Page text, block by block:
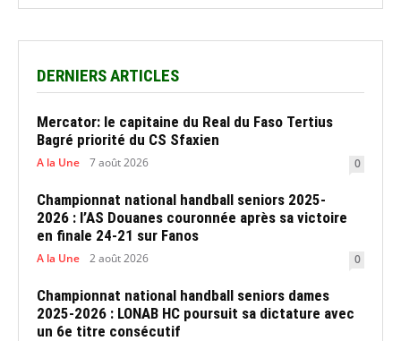
DERNIERS ARTICLES
Mercator: le capitaine du Real du Faso Tertius
Bagré priorité du CS Sfaxien
A la Une 7 août 2026 0
Championnat national handball seniors 2025-
2026 : l’AS Douanes couronnée après sa victoire
en finale 24-21 sur Fanos
A la Une 2 août 2026 0
Championnat national handball seniors dames
2025-2026 : LONAB HC poursuit sa dictature avec
un 6e titre consécutif